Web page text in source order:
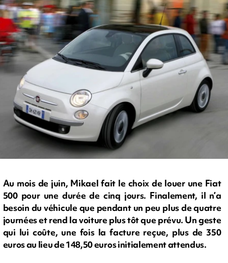
Au mois de juin, Mikael fait le choix de louer une Fiat
500 pour une durée de cinq jours. Finalement, il n’a
besoin du véhicule que pendant un peu plus de quatre
journées et rend la voiture plus tôt que prévu. Un geste
qui lui coûte, une fois la facture reçue, plus de 350
euros au lieu de 148,50 euros initialement attendus.